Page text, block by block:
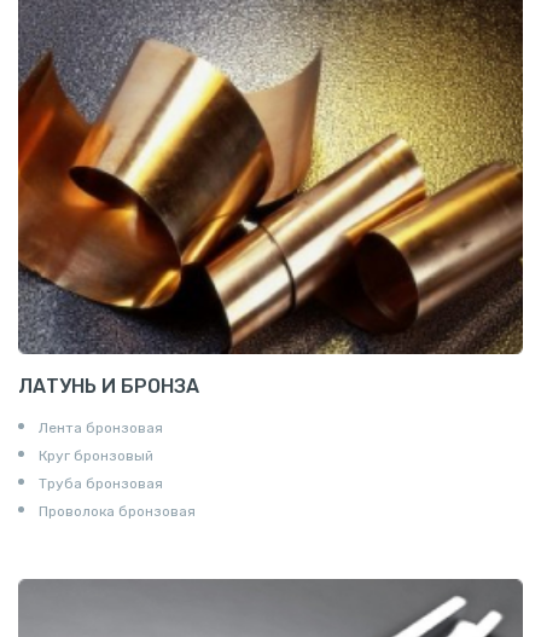
ЛАТУНЬ И БРОНЗА
Лента бронзовая
Круг бронзовый
Труба бронзовая
Проволока бронзовая